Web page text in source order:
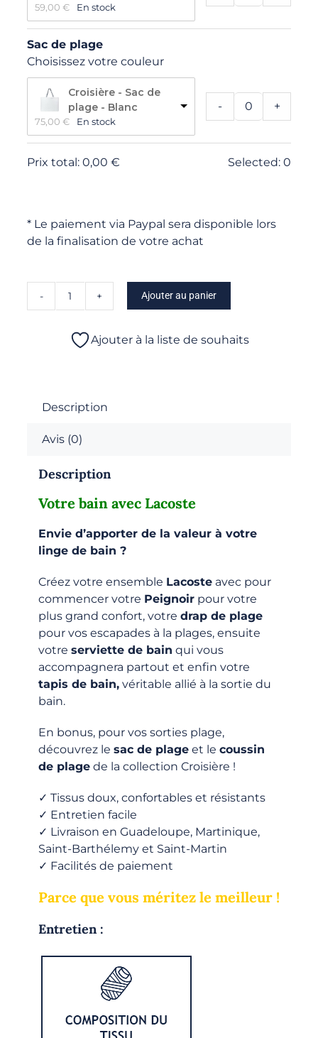
59,00 € En stock
Sac de plage
Choisissez votre couleur
Croisière - Sac de
plage - Blanc
75,00 € En stock
- +
Prix total: 0,00 € Selected: 0
* Le paiement via Paypal sera disponible lors
de la finalisation de votre achat
quantité
L
vie
Lacoste
Ajouter au panier
Ajouter à la liste de souhaits
Description
Avis (0)
Description
Votre bain avec Lacoste
Envie d’apporter de la valeur à votre
linge de bain ?
Créez votre ensemble Lacosteavec pour
commencer votre Peignoirpour votre
plus grand confort, votre drap de plage
pour vos escapades à la plages, ensuite
votre serviette de bain qui vous
accompagnera partout et enfin votre
tapis de bain,véritable allié à la sortie du
bain.
En bonus, pour vos sorties plage,
découvrez le sac de plageet le coussin
de plagede la collection Croisière !
✓ Tissus doux, confortables et résistants
✓ Entretien facile
✓ Livraison en Guadeloupe, Martinique,
Saint-Barthélemy et Saint-Martin
✓ Facilités de paiement
Parce que vous méritez le meilleur !
Entretien :